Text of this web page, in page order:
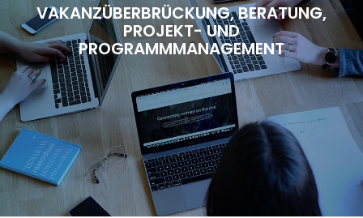
VAKANZÜBERBRÜCKUNG, BERATUNG,
PROJEKT- UND
PROGRAMMMANAGEMENT